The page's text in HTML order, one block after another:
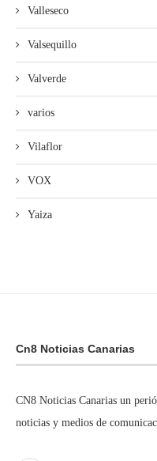
Valleseco
Valsequillo
Valverde
varios
Vilaflor
VOX
Yaiza
Cn8 Noticias Canarias
CN8 Noticias Canarias un
noticias y medios de